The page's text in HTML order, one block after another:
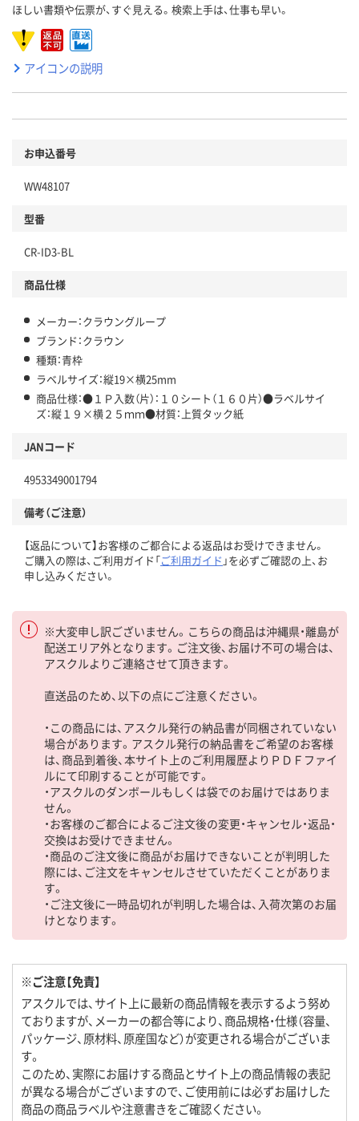
ほしい書類や伝票が、すぐ見える。検索上手は、仕事も早い。
アイコンの説明
お申込番号
WW48107
型番
CR-ID3-BL
商品仕様
メーカー：クラウングループ
ブランド：クラウン
種類：青枠
ラベルサイズ：縦19×横25mm
商品仕様：●１Ｐ入数（片）：１０シート（１６０片）●ラベルサイ
ズ：縦１９×横２５ｍｍ●材質：上質タック紙
JANコード
4953349001794
備考（ご注意）
【返品について】お客様のご都合による返品はお受けできません。
ご購入の際は、ご利用ガイド「ご利用ガイド 」を必ずご確認の上、お
申し込みください。
※大変申し訳ございません。こちらの商品は沖縄県・離島が
配送エリア外となります。ご注文後、お届け不可の場合は、
アスクルよりご連絡させて頂きます。
直送品のため、以下の点にご注意ください。
・この商品には、アスクル発行の納品書が同梱されていない
場合があります。アスクル発行の納品書をご希望のお客様
は、商品到着後、本サイト上のご利用履歴よりＰＤＦファイ
ルにて印刷することが可能です。
・アスクルのダンボールもしくは袋でのお届けではありま
せん。
・お客様のご都合によるご注文後の変更・キャンセル・返品・
交換はお受けできません。
・商品のご注文後に商品がお届けできないことが判明した
際には、ご注文をキャンセルさせていただくことがありま
す。
・ご注文後に一時品切れが判明した場合は、入荷次第のお届
けとなります。
※ご注意【免責】
アスクルでは、サイト上に最新の商品情報を表示するよう努め
ておりますが、メーカーの都合等により、商品規格・仕様（容量、
パッケージ、原材料、原産国など）が変更される場合がございま
す。
このため、実際にお届けする商品とサイト上の商品情報の表記
が異なる場合がございますので、ご使用前には必ずお届けした
商品の商品ラベルや注意書きをご確認ください。